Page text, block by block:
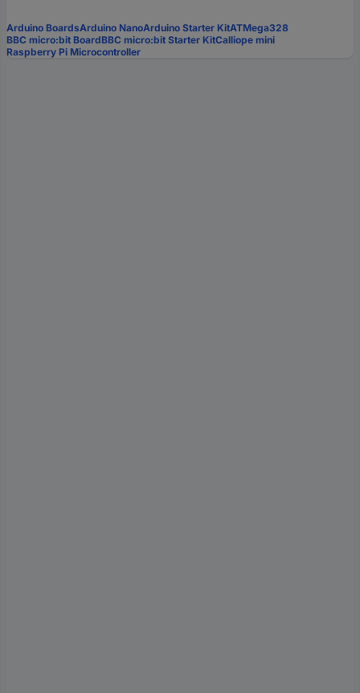
Arduino BoardsArduino NanoArduino Starter KitATMega328
BBC micro:bit BoardBBC micro:bit Starter KitCalliope mini
Raspberry Pi Microcontroller